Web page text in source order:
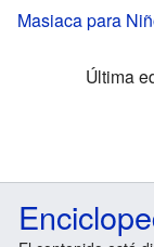
Masiaca para
Última